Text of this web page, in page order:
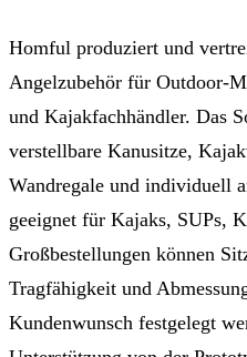
Homful produziert und
Angelzubehör für Outdoor-
und Kajakfachhändler. Das
verstellbare Kanusitze,
Wandregale und individuell
geeignet für Kajaks, SUPs,
Großbestellungen können
Tragfähigkeit und
Kundenwunsch festgelegt